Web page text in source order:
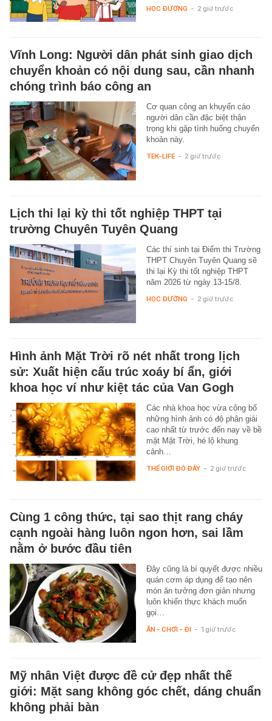
HỌC ĐƯỜNG - 2 giờ trước
Vĩnh Long: Người dân phát sinh giao dịch
chuyển khoản có nội dung sau, cần nhanh
chóng trình báo công an
Cơ quan công an khuyến cáo
người dân cần đặc biệt thận
trọng khi gặp tình huống chuyển
khoản này.
TEK-LIFE - 2 giờ trước
Lịch thi lại kỳ thi tốt nghiệp THPT tại
trường Chuyên Tuyên Quang
Các thí sinh tại Điểm thi Trường
THPT Chuyên Tuyên Quang sẽ
thi lại Kỳ thi tốt nghiệp THPT
năm 2026 từ ngày 13-15/8.
HỌC ĐƯỜNG - 2 giờ trước
Hình ảnh Mặt Trời rõ nét nhất trong lịch
sử: Xuất hiện cấu trúc xoáy bí ẩn, giới
khoa học ví như kiệt tác của Van Gogh
Các nhà khoa học vừa công bố
những hình ảnh có độ phân giải
cao nhất từ trước đến nay về bề
mặt Mặt Trời, hé lộ khung
cảnh…
THẾ GIỚI ĐÓ ĐÂY - 2 giờ trước
Cùng 1 công thức, tại sao thịt rang cháy
cạnh ngoài hàng luôn ngon hơn, sai lầm
nằm ở bước đầu tiên
Đây cũng là bí quyết được nhiều
quán cơm áp dụng để tạo nên
món ăn tưởng đơn giản nhưng
luôn khiến thực khách muốn
gọi…
ĂN - CHƠI - ĐI - 1 giờ trước
Mỹ nhân Việt được đề cử đẹp nhất thế
giới: Mặt sang không góc chết, dáng chuẩn
không phải bàn